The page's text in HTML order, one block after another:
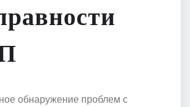
обнаружение проблем с